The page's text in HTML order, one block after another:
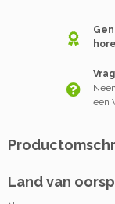
een
Land van